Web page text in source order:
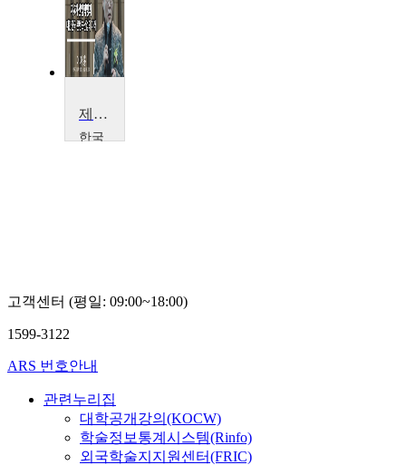
제4차산업혁명과 대한민국 콘텐츠산업의 미래
한국
고객센터 (평일: 09:00~18:00)
1599-3122
ARS 번호안내
관련누리집
대학공개강의(KOCW)
학술정보통계시스템(Rinfo)
외국학술지지원센터(FRIC)